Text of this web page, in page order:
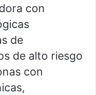
con
de
de alto riesgo
con